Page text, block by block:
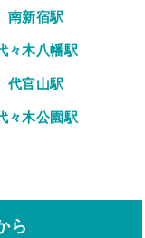
南新宿駅
々木八幡駅
代官山駅
々木公園駅
ら